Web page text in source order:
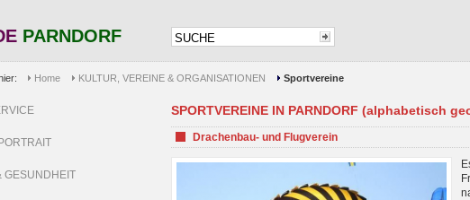
PARNDORF
Home KULTUR, VEREINE & ORGANISATIONEN Sportvereine
GESUNDHEIT
SPORTVEREINE IN PARNDORF (alphabetisch
Drachenbau- und Flugverein